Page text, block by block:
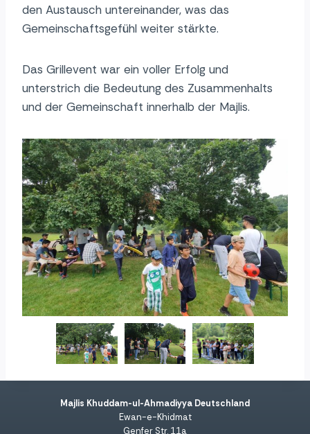
den Austausch untereinander, was das
Gemeinschaftsgefühl weiter stärkte.
Das Grillevent war ein voller Erfolg und
unterstrich die Bedeutung des Zusammenhalts
und der Gemeinschaft innerhalb der Majlis.
Majlis Khuddam-ul-Ahmadiyya Deutschland
Ewan-e-Khidmat
Genfer Str. 11a